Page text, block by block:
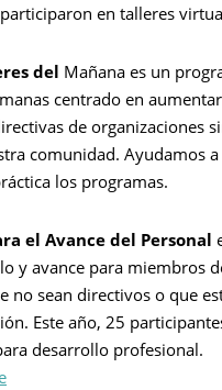
en talleres
del Mañana es un
centrado en
de organizaciones
comunidad. Ayudamos
los programas.
el Avance del Personal
y avance para miembros
no sean directivos o que
Este año, 25
desarrollo profesional.